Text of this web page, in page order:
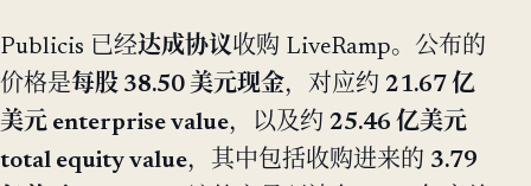
Publicis 已经达成协议收购 LiveRamp。公布的
价格是每股 38.50 美元现金，对应约 21.67 亿
美元 enterprise value，以及约 25.46 亿美元
total equity value，其中包括收购进来的 3.79